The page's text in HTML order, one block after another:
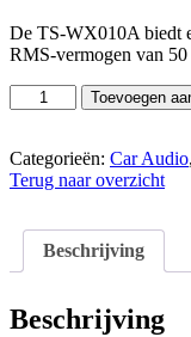
De TS-WX010A biedt
RMS-vermogen van 50
Pioneer
TS-
aantal
Toevoegen
Categorieën: Car Audio,
Terug naar overzicht
Beschrijving
Beschrijving